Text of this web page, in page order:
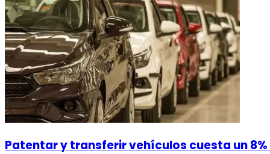
Patentar y transferir vehículos cuesta un 8%